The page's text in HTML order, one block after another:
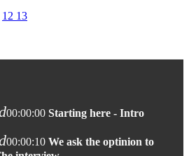
12 13
00:00:00 Starting here - Intro
00:00:10 We ask the optinion to